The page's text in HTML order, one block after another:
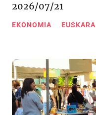
2026/07/21
EKONOMIA EUSKARA